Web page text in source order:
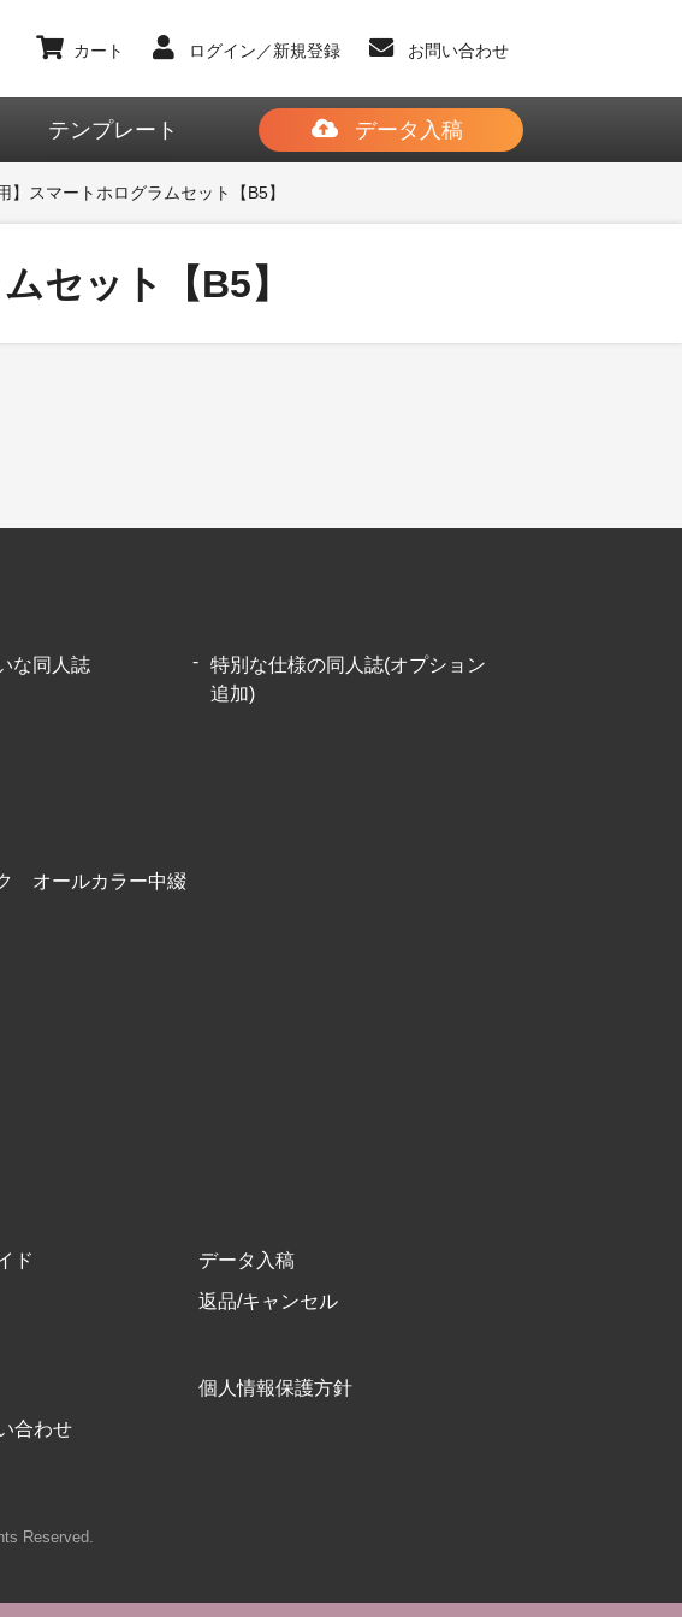
カート ログイン／新規登録 お問い合わせ
テンプレート データ入稿
】スマートホログラムセット【B5】
セット【B5】
な同人誌
特別な仕様の同人誌(オプション
追加)
オールカラー中綴
ド
データ入稿
返品/キャンセル
個人情報保護方針
合わせ
Reserved.